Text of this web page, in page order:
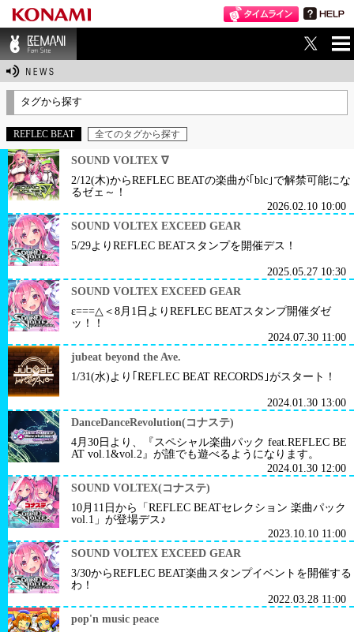
BEMANI Fan Sit
タグから探す
REFLEC BEAT 全てのタグから探す
SOUND VOLTEX ∇
2/12(木)からREFLEC BEATの楽曲が｢blc｣で解禁可能にな
るゼェ～！
2026.02.10 10:00
SOUND VOLTEX EXCEED GEAR
5/29よりREFLEC BEATスタンプを開催デス！
2025.05.27 10:30
SOUND VOLTEX EXCEED GEAR
ε===△＜8月1日よりREFLEC BEATスタンプ開催ダゼ
ッ！！
2024.07.30 11:00
jubeat beyond the Ave.
1/31(水)より｢REFLEC BEAT RECORDS｣がスタート！
2024.01.30 13:00
DanceDanceRevolution(コナステ)
4月30日より、『スペシャル楽曲パック feat.REFLEC BE
AT vol.1&vol.2』が誰でも遊べるようになります。
2024.01.30 12:00
SOUND VOLTEX(コナステ)
10月11日から「REFLEC BEATセレクション 楽曲パック
vol.1」が登場デス♪
2023.10.10 11:00
SOUND VOLTEX EXCEED GEAR
3/30からREFLEC BEAT楽曲スタンプイベントを開催する
わ！
2022.03.28 11:00
pop'n music peace